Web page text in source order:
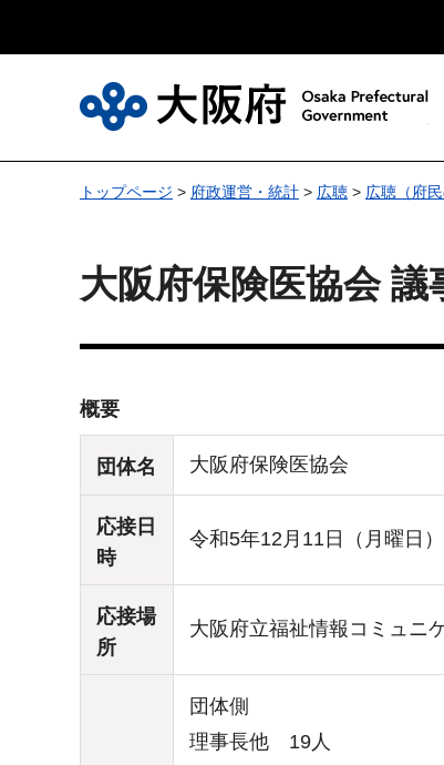
トップページ > 府政運営・統計 > 広聴 > 広聴（府
大阪府保険医協会 議
概要
団体名 大阪府保険医協会
応接日
時
令和5年12月11日（月曜日）
応接場
所
大阪府立福祉情報コミュ
団体側
理事長他 19人